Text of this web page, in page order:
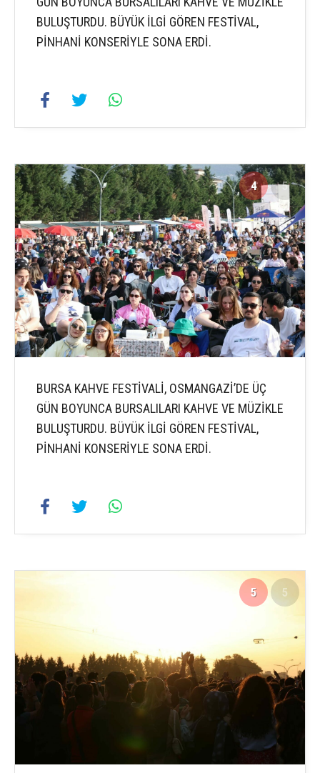
BULUŞTURDU. BÜYÜK İLGİ GÖREN FESTİVAL,
PİNHANİ KONSERİYLE SONA ERDİ.
4 5
BURSA KAHVE FESTİVALİ, OSMANGAZİ’DE ÜÇ
GÜN BOYUNCA BURSALILARI KAHVE VE MÜZİKLE
BULUŞTURDU. BÜYÜK İLGİ GÖREN FESTİVAL,
PİNHANİ KONSERİYLE SONA ERDİ.
5 5